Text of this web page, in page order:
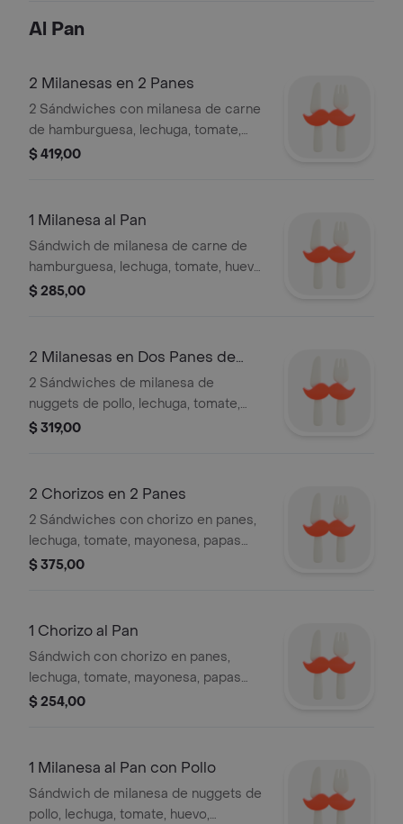
Al Pan
2 Milanesas en 2 Panes
2 Sándwiches con milanesa de carne
de hamburguesa, lechuga, tomate,
huevo, mayonesa, papas fritas, huevo,
$ 419,00
1 Milanesa al Pan
Sándwich de milanesa de carne de
hamburguesa, lechuga, tomate, huevo,
mayonesa, papas fritas, huevo frito,
$ 285,00
2 Milanesas en Dos Panes de
Pollo
2 Sándwiches de milanesa de
nuggets de pollo, lechuga, tomate,
huevo, mayonesa, papas fritas,
$ 319,00
2 Chorizos en 2 Panes
2 Sándwiches con chorizo en panes,
lechuga, tomate, mayonesa, papas
fritas, cheddar, huevo frito, jugo de
$ 375,00
1 Chorizo al Pan
Sándwich con chorizo en panes,
lechuga, tomate, mayonesa, papas
fritas, cheddar, huevo frito, jugo de
$ 254,00
1 Milanesa al Pan con Pollo
Sándwich de milanesa de nuggets de
pollo, lechuga, tomate, huevo,